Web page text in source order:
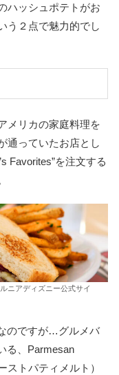
ハッシュポテトがお
う２点で魅力的でし
メリカの家庭料理を
通っていたお店とし
Favorites”を注文する
ニアディズニー公式サイ
のですが…グルメバ
る、Parmesan
ストパティメルト）